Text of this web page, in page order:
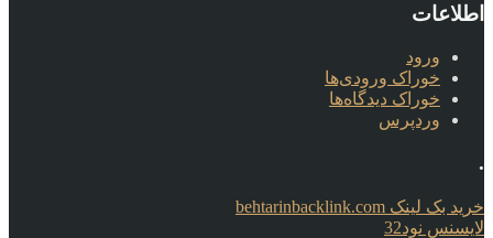
اطلاعات
ورود
خوراک ورودی‌ها
خوراک دیدگاه‌ها
وردپرس
.
خرید بک لینک behtarinbacklink.com
لایسنس نود32